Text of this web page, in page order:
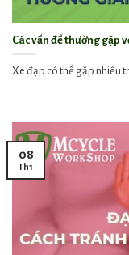
Các vấn đề thường gặp
Xe đạp có thể gặp nhiều
08
Th1